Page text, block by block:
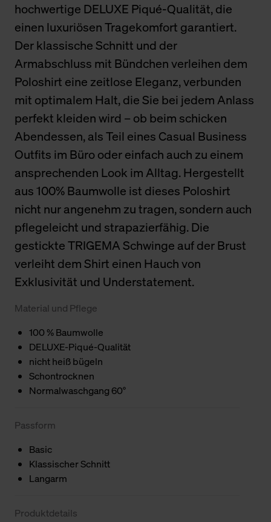
hochwertige DELUXE Piqué-Qualität, die
einen luxuriösen Tragekomfort garantiert.
Der klassische Schnitt und der
Armabschluss mit Bündchen verleihen dem
Poloshirt eine zeitlose Eleganz, verbunden
mit optimalem Halt, die Sie bei jedem Anlass
perfekt kleiden wird – ob beim schicken
Abendessen, als Teil eines Casual Business
Outfits im Büro oder einfach auch zu einem
ansprechenden Look im Alltag. Hergestellt
aus 100% Baumwolle ist dieses Poloshirt
nicht nur angenehm zu tragen, sondern auch
pflegeleicht und strapazierfähig. Die
gestickte TRIGEMA Schwinge auf der Brust
verleiht dem Shirt einen Hauch von
Exklusivität und Understatement.
Material und Pflege
100 % Baumwolle
DELUXE-Piqué-Qualität
nicht heiß bügeln
Schontrocknen
Normalwaschgang 60°
Passform
Basic
Klassischer Schnitt
Langarm
Produktdetails